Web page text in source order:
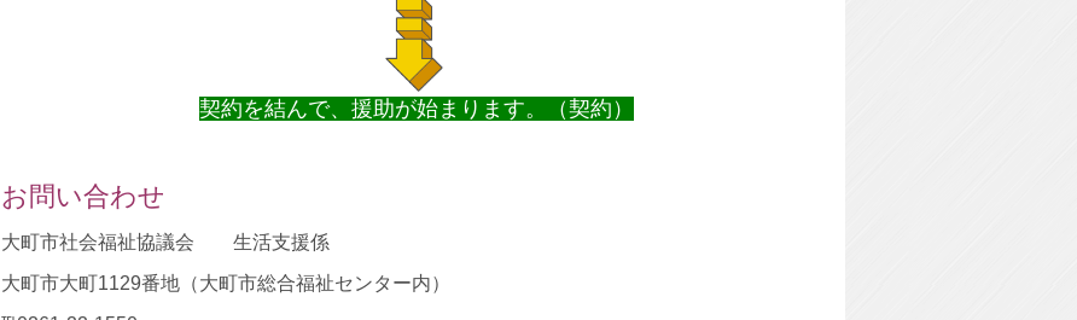
契約を結んで、援助が始まります。（契約）
お問い合わせ
大町市社会福祉協議会 生活支援係
大町市大町1129番地（大町市総合福祉センター内）